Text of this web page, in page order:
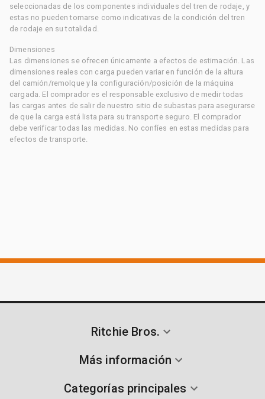
seleccionadas de los componentes individuales del tren de rodaje, y
estas no pueden tomarse como indicativas de la condición del tren
de rodaje en su totalidad.
Dimensiones
Las dimensiones se ofrecen únicamente a efectos de estimación. Las
dimensiones reales con carga pueden variar en función de la altura
del camión/remolque y la configuración/posición de la máquina
cargada. El comprador es el responsable exclusivo de medir todas
las cargas antes de salir de nuestro sitio de subastas para asegurarse
de que la carga está lista para su transporte seguro. El comprador
debe verificar todas las medidas. No confíes en estas medidas para
efectos de transporte.
Ritchie Bros.
Más información
Categorías principales